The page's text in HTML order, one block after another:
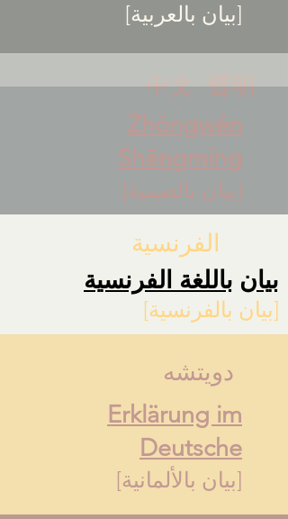
[بيان بالعربية]
中文 聲明
Zhōngwén
Shēngmíng
[بيان بالصينية]
الفرنسية
بيان باللغة الفرنسية
[بيان بالفرنسية]
دويتشه
Erklärung im
Deutsche
[بيان بالألمانية]